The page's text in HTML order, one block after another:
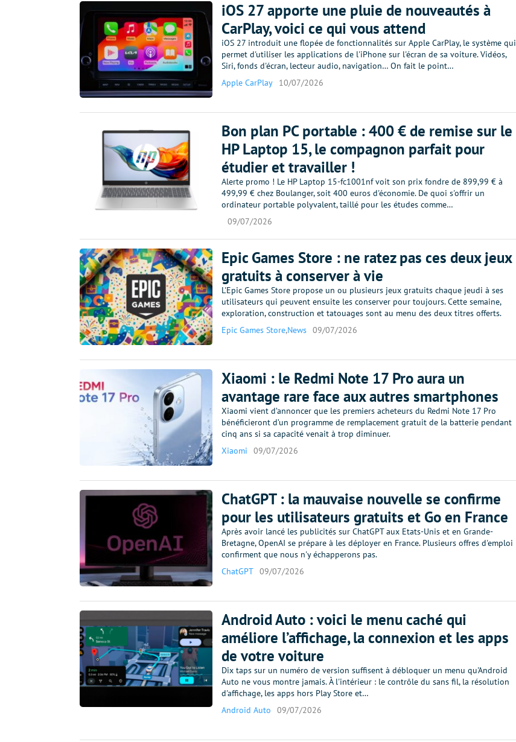
iOS 27 apporte une pluie de nouveautés à
CarPlay, voici ce qui vous attend
iOS 27 introduit une flopée de fonctionnalités sur Apple CarPlay, le système qui
permet d'utiliser les applications de l'iPhone sur l'écran de sa voiture. Vidéos,
Siri, fonds d'écran, lecteur audio, navigation… On fait le point…
Apple CarPlay
10/07/2026
Bon plan PC portable : 400 € de remise sur le
HP Laptop 15, le compagnon parfait pour
étudier et travailler !
Alerte promo ! Le HP Laptop 15-fc1001nf voit son prix fondre de 899,99 € à
499,99 € chez Boulanger, soit 400 euros d'économie. De quoi s'offrir un
ordinateur portable polyvalent, taillé pour les études comme…
09/07/2026
Epic Games Store : ne ratez pas ces deux jeux
gratuits à conserver à vie
L'Epic Games Store propose un ou plusieurs jeux gratuits chaque jeudi à ses
utilisateurs qui peuvent ensuite les conserver pour toujours. Cette semaine,
exploration, construction et tatouages sont au menu des deux titres offerts.
Epic Games Store,News 09/07/2026
Xiaomi : le Redmi Note 17 Pro aura un
avantage rare face aux autres smartphones
Xiaomi vient d’annoncer que les premiers acheteurs du Redmi Note 17 Pro
bénéficieront d’un programme de remplacement gratuit de la batterie pendant
cinq ans si sa capacité venait à trop diminuer.
Xiaomi
09/07/2026
ChatGPT : la mauvaise nouvelle se confirme
pour les utilisateurs gratuits et Go en France
Après avoir lancé les publicités sur ChatGPT aux Etats-Unis et en Grande-
Bretagne, OpenAI se prépare à les déployer en France. Plusieurs offres d'emploi
confirment que nous n'y échapperons pas.
ChatGPT 09/07/2026
Android Auto : voici le menu caché qui
améliore l’affichage, la connexion et les apps
de votre voiture
Dix taps sur un numéro de version suffisent à débloquer un menu qu'Android
Auto ne vous montre jamais. À l'intérieur : le contrôle du sans fil, la résolution
d'affichage, les apps hors Play Store et…
Android Auto
09/07/2026